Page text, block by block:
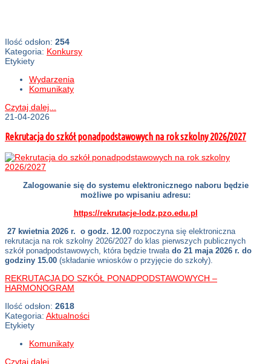
Ilość odsłon: 254
Kategoria: Konkursy
Etykiety
Wydarzenia
Komunikaty
Czytaj dalej...
21-04-2026
Rekrutacja do szkół ponadpodstawowych na rok szkolny 2026/2027
Zalogowanie się do systemu elektronicznego naboru będzie
możliwe po wpisaniu adresu:
https://rekrutacje-lodz.pzo.edu.pl
27 kwietnia 2026 r. o godz. 12.00 rozpoczyna się elektroniczna
rekrutacja na rok szkolny 2026/2027 do klas pierwszych publicznych
szkół ponadpodstawowych, która będzie trwała do 21 maja 2026 r. do
godziny 15.00 (składanie wniosków o przyjęcie do szkoły).
REKRUTACJA DO SZKÓŁ PONADPODSTAWOWYCH –
HARMONOGRAM
Ilość odsłon: 2618
Kategoria: Aktualności
Etykiety
Komunikaty
Czytaj dalej...